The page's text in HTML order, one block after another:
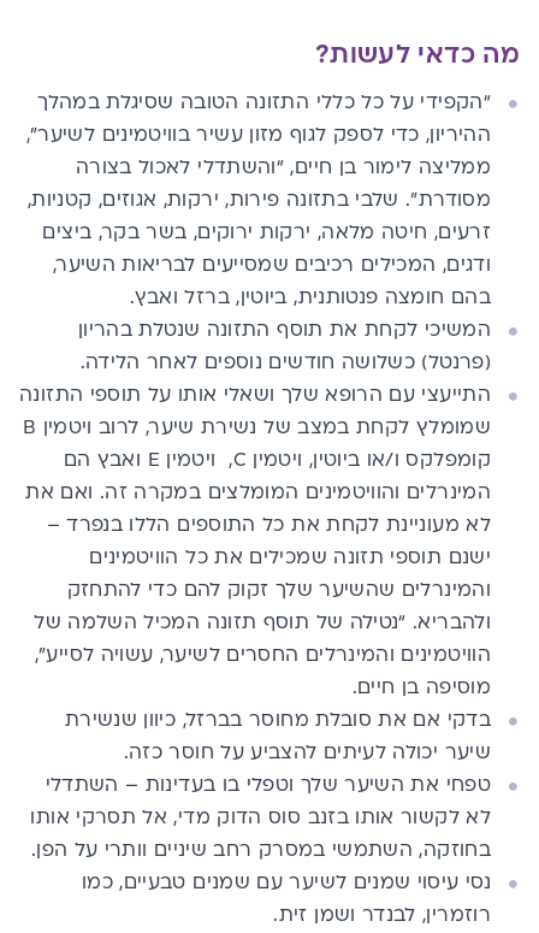
מה כדאי לעשות?
“הקפידי על כל כללי התזונה הטובה שסיגלת במהלך
ההיריון, כדי לספק לגוף מזון עשיר בוויטמינים לשיער”,
ממליצה לימור בן חיים, “והשתדלי לאכול בצורה
מסודרת”. שלבי בתזונה פירות, ירקות, אגוזים, קטניות,
זרעים, חיטה מלאה, ירקות ירוקים, בשר בקר, ביצים
ודגים, המכילים רכיבים שמסייעים לבריאות השיער,
בהם חומצה פנטותנית, ביוטין,ברזל ואבץ.
המשיכי לקחת את תוסף התזונה שנטלת בהריון
(פרנטל) כשלושה חודשים נוספים לאחר הלידה.
התייעצי עם הרופא שלך ושאלי אותו על תוספי התזונה
שמומלץ לקחת במצב של נשירת שיער, לרוב ויטמין B
קומפלקס ו/או ביוטין, ויטמין C , ויטמין E
ואבץ הם
המינרלים והוויטמינים המומלצים במקרה זה. ואם את
לא מעוניינת לקחת את כל התוספים הללו בנפרד –
ישנם תוספי תזונה שמכילים את כל הוויטמינים
והמינרלים שהשיער שלך זקוק להם כדי להתחזק
ולהבריא. “נטילה של תוסף תזונה המכיל השלמה של
הוויטמינים והמינרלים החסרים לשיער, עשויה לסייע”,
מוסיפה בן חיים.
בדקי אם את סובלת מחוסר בברזל, כיוון שנשירת
שיער יכולה לעיתים להצביע על חוסר כזה.
טפחי את השיער שלך וטפלי בו בעדינות – השתדלי
לא לקשור אותו בזנב סוס הדוק מדי, אל תסרקי אותו
בחוזקה, השתמשי במסרק רחב שיניים וותרי על הפן.
נסי עיסוי שמנים לשיער עם שמנים טבעיים, כמו
רוזמרין, לבנדר ושמן זית.